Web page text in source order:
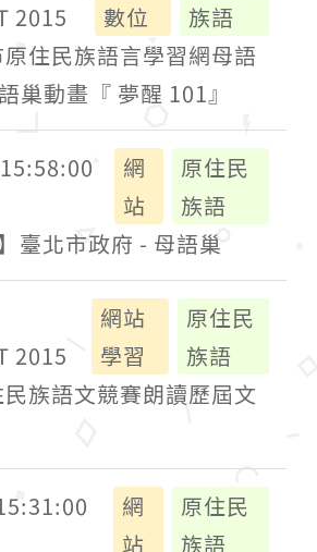
2015
數位
族語
住民族語言學習網母語
巢動畫『 夢醒 101』
網
站
原住民
族語
臺北市政府 - 母語巢
2015
網站
學習
原住民
族語
族語文競賽朗讀歷屆文
網
站
原住民
族語